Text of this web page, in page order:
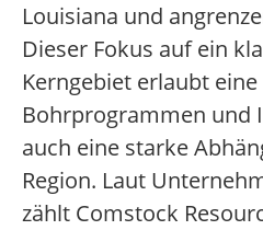
Louisiana und
Dieser Fokus auf ein
Kerngebiet erlaubt
Bohrprogrammen und
auch eine starke
Region. Laut
zählt Comstock